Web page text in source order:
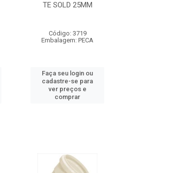
TE SOLD 25MM
Código: 3719
Embalagem: PECA
Faça seu login ou
cadastre-se para
ver preços e
comprar